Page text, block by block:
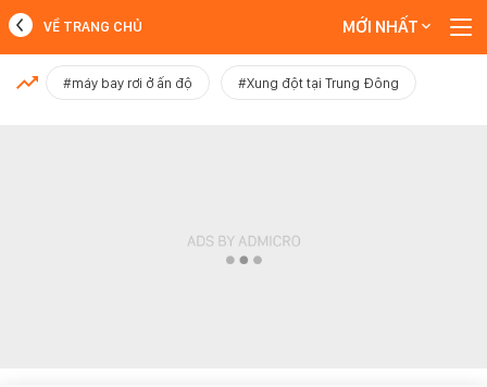
MỚI NHẤT
VỀ TRANG CHỦ MỚI NHẤT
#máy bay rơi ở ấn độ #Xung đột tại Trung Đông